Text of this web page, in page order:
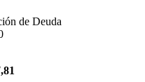
de Deuda